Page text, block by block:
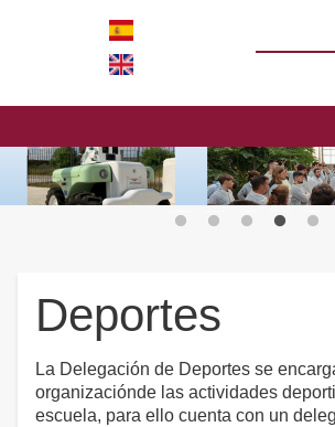
Deportes
La Delegación de Deportes se
organizaciónde las actividades
escuela, para ello cuenta con un